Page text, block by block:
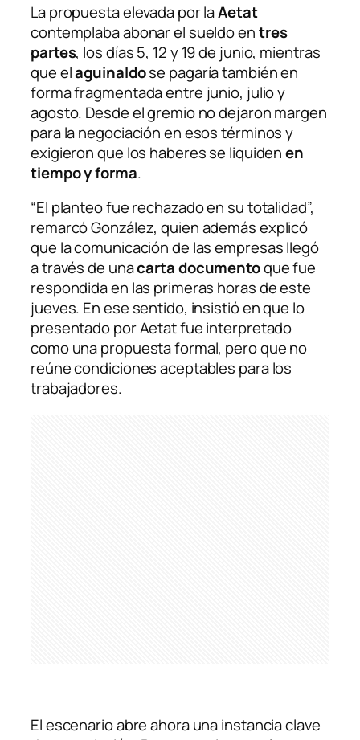
La propuesta elevada por laAetat
contemplaba abonar el sueldo entres
partes, los días 5, 12 y 19 de junio, mientras
que elaguinaldose pagaría también en
forma fragmentada entre junio, julio y
agosto. Desde el gremio no dejaron margen
para la negociación en esos términos y
exigieron que los haberes se liquidenen
tiempo y forma.
“El planteo fue rechazado en su totalidad”,
remarcó González, quien además explicó
que la comunicación de las empresas llegó
a través de unacarta documentoque fue
respondida en las primeras horas de este
jueves. En ese sentido, insistió en que lo
presentado por Aetat fue interpretado
como una propuesta formal, pero que no
reúne condiciones aceptables para los
trabajadores.
El escenario abre ahora una instancia clave